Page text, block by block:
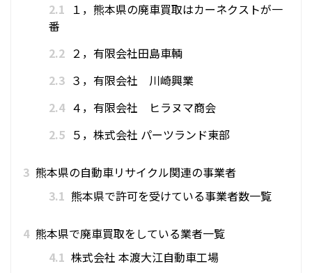
2.1 １，熊本県の廃車買取はカーネクストが一
番
2.2 ２，有限会社田島車輌
2.3 ３，有限会社 川崎興業
2.4 ４，有限会社 ヒラヌマ商会
2.5 ５，株式会社 パーツランド東部
3 熊本県の自動車リサイクル関連の事業者
3.1 熊本県で許可を受けている事業者数一覧
4 熊本県で廃車買取をしている業者一覧
4.1 株式会社 本渡大江自動車工場